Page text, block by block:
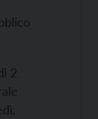
2